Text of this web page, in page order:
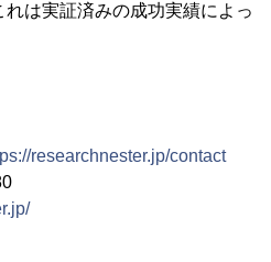
は実証済みの成功実績によっ
researchnester.jp/contact